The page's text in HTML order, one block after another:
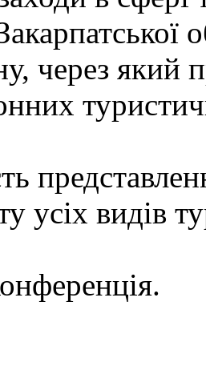
через який
усіх видів